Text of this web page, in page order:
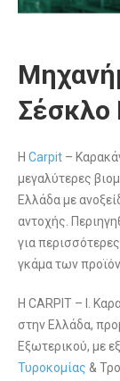
Σέσκλο
H Carpit –
μεγαλύτερες
Ελλάδα με
αντοχής.
για
γκάμα των
H CARPIT – Ι.
στην Ελλάδα,
Εξωτερικού, με
Τυροκομίας &